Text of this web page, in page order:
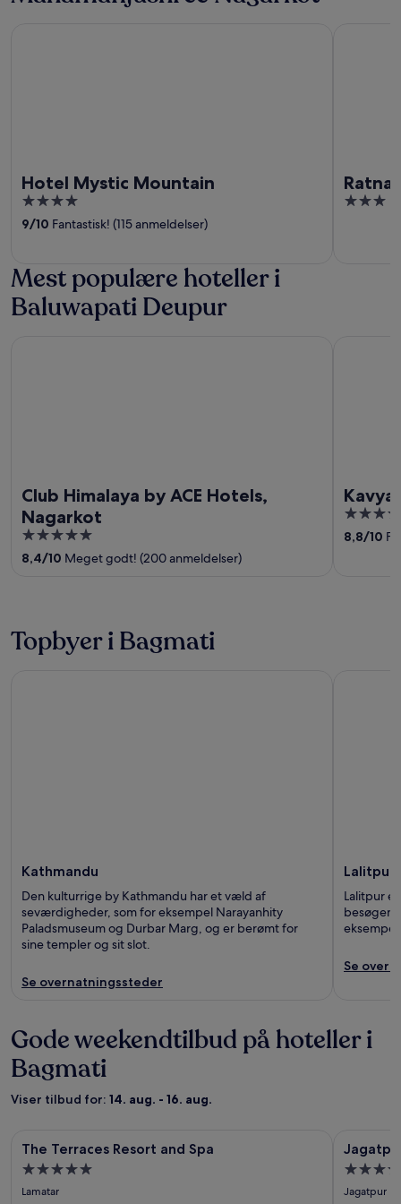
Hotel Mystic Mountain
4
out
9/10 Fantastisk! (115 anmeldelser)
Ratna
3
Mest populære hoteller i
Baluwapati Deupur
Club Himalaya by ACE Hotels,
Nagarkot
5
out
8,4/10 Meget godt! (200 anmeldelser)
Kavya
4
out
8,8/10
Topbyer i Bagmati
Kathmandu
Den kulturrige by Kathmandu har et væld af
seværdigheder, som for eksempel Narayanhity
Paladsmuseum og Durbar Marg, og er berømt for
sine templer og sit slot.
Se overnatningssteder
Lalitpur
Lalitpur
eksempel
Se
Gode weekendtilbud på hoteller i
Bagmati
Viser tilbud for: 14. aug. - 16. aug.
Billedgalleri
for
The
The Terraces Resort and Spa
5.0
stjernet
Lamatar
for
5.0
stjernet
Jagatpur